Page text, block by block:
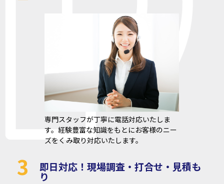
専門スタッフが丁寧に電話対応いたしま
す。経験豊富な知識をもとにお客様のニー
ズをくみ取り対応いたします。
3 即日対応！現場調査・打合せ・見積も
り